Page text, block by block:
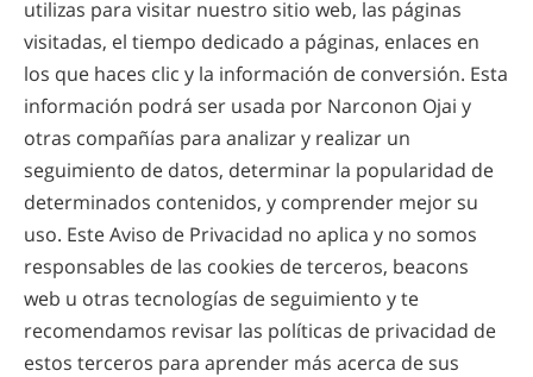
utilizas para visitar nuestro sitio web, las páginas
visitadas, el tiempo dedicado a páginas, enlaces en
los que haces clic y la información de conversión. Esta
información podrá ser usada por Narconon Ojai y
otras compañías para analizar y realizar un
seguimiento de datos, determinar la popularidad de
determinados contenidos, y comprender mejor su
uso. Este Aviso de Privacidad no aplica y no somos
responsables de las cookies de terceros, beacons
web u otras tecnologías de seguimiento y te
recomendamos revisar las políticas de privacidad de
estos terceros para aprender más acerca de sus